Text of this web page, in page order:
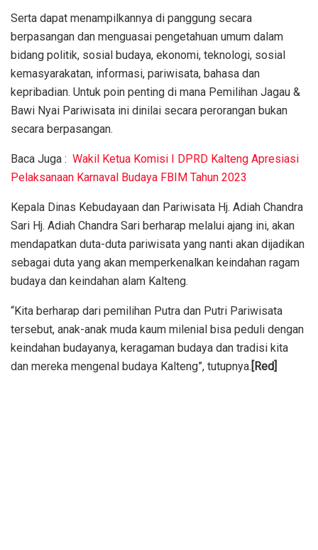
Serta dapat menampilkannya di panggung secara
berpasangan dan menguasai pengetahuan umum dalam
bidang politik, sosial budaya, ekonomi, teknologi, sosial
kemasyarakatan, informasi, pariwisata, bahasa dan
kepribadian. Untuk poin penting di mana Pemilihan Jagau &
Bawi Nyai Pariwisata ini dinilai secara perorangan bukan
secara berpasangan.
Baca Juga : Wakil Ketua Komisi I DPRD Kalteng Apresiasi
Pelaksanaan Karnaval Budaya FBIM Tahun 2023
Kepala Dinas Kebudayaan dan Pariwisata Hj. Adiah Chandra
Sari Hj. Adiah Chandra Sari berharap melalui ajang ini, akan
mendapatkan duta-duta pariwisata yang nanti akan dijadikan
sebagai duta yang akan memperkenalkan keindahan ragam
budaya dan keindahan alam Kalteng.
“Kita berharap dari pemilihan Putra dan Putri Pariwisata
tersebut, anak-anak muda kaum milenial bisa peduli dengan
keindahan budayanya, keragaman budaya dan tradisi kita
dan mereka mengenal budaya Kalteng”, tutupnya. [Red]